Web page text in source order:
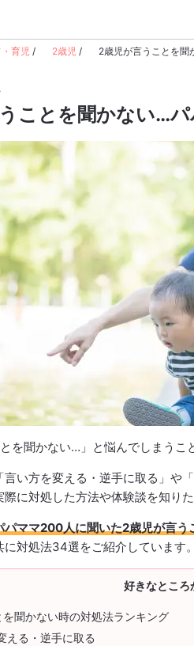
育児 / 2歳児 / 2歳児が言うことを
ことを聞かない…
を聞かない…」と悩んでしまうこ
言い方を変える・逆手に取る」や
に対処した方法や体験談を知り
パママ200人に聞いた2歳児が言う
対処法34選をご紹介しています。
好きなところ
聞かない時の対処法ランキング
える・逆手に取る